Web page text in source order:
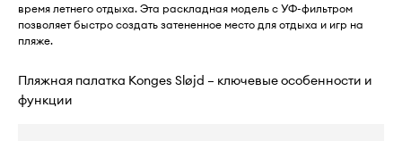
время летнего отдыха. Эта раскладная модель с УФ-фильтром
позволяет быстро создать затененное место для отдыха и игр на
пляже.
Пляжная палатка Konges Sløjd – ключевые особенности и
функции